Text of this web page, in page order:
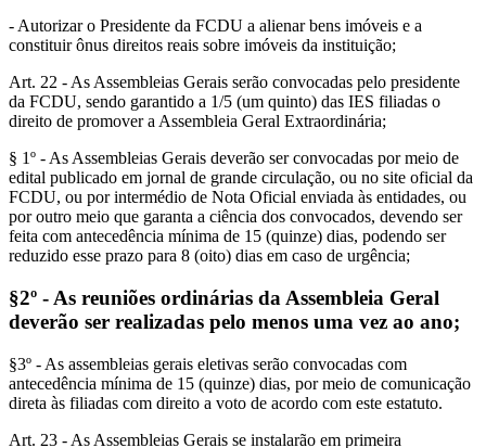
- Autorizar o Presidente da FCDU a alienar bens imóveis e a
constituir ônus direitos reais sobre imóveis da instituição;
Art. 22 - As Assembleias Gerais serão convocadas pelo presidente
da FCDU, sendo garantido a 1/5 (um quinto) das IES filiadas o
direito de promover a Assembleia Geral Extraordinária;
§ 1º - As Assembleias Gerais deverão ser convocadas por meio de
edital publicado em jornal de grande circulação, ou no site oficial da
FCDU, ou por intermédio de Nota Oficial enviada às entidades, ou
por outro meio que garanta a ciência dos convocados, devendo ser
feita com antecedência mínima de 15 (quinze) dias, podendo ser
reduzido esse prazo para 8 (oito) dias em caso de urgência;
§2º - As reuniões ordinárias da Assembleia Geral
deverão ser realizadas pelo menos uma vez ao ano;
§3º - As assembleias gerais eletivas serão convocadas com
antecedência mínima de 15 (quinze) dias, por meio de comunicação
direta às filiadas com direito a voto de acordo com este estatuto.
Art. 23 - As Assembleias Gerais se instalarão em primeira